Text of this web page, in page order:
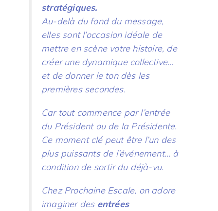
stratégiques.
Au-delà du fond du message,
elles sont l’occasion idéale de
mettre en scène votre histoire, de
créer une dynamique collective…
et de donner le ton dès les
premières secondes.
Car tout commence par l’entrée
du Président ou de la Présidente.
Ce moment clé peut être l’un des
plus puissants de l’événement… à
condition de sortir du déjà-vu.
Chez Prochaine Escale, on adore
imaginer des entrées